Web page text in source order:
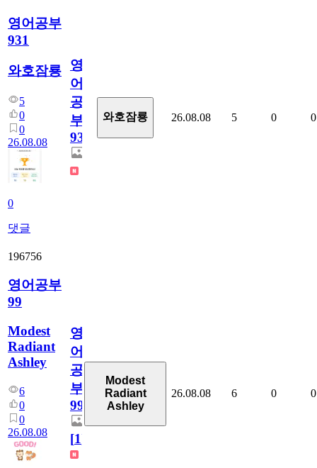
영어공부
931
와호잠룡
5
0
0
26.08.08
0
댓글
영
어
공
부
931
와호잠룡 26.08.08 5 0 0
196756
영어공부
99
Modest
Radiant
Ashley
6
0
0
26.08.08
영
어
공
부
99
[1]
Modest
Radiant
Ashley
26.08.08 6 0 0